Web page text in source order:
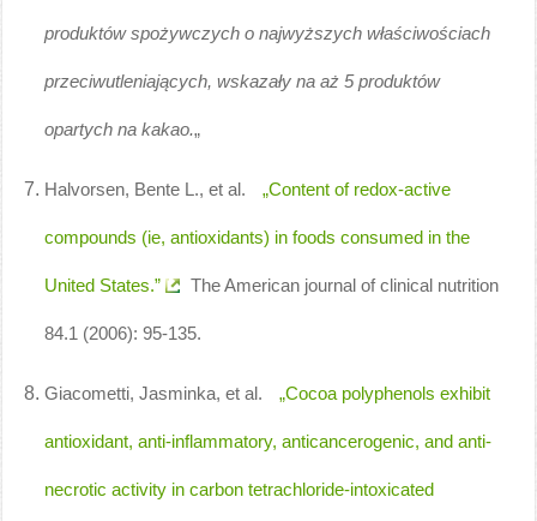
produktów spożywczych o najwyższych właściwościach
przeciwutleniających, wskazały na aż 5 produktów
opartych na kakao.„
Halvorsen, Bente L., et al. „Content of redox-active
compounds (ie, antioxidants) in foods consumed in the
United States.” The American journal of clinical nutrition
84.1 (2006): 95-135.
Giacometti, Jasminka, et al. „Cocoa polyphenols exhibit
antioxidant, anti-inflammatory, anticancerogenic, and anti-
necrotic activity in carbon tetrachloride-intoxicated